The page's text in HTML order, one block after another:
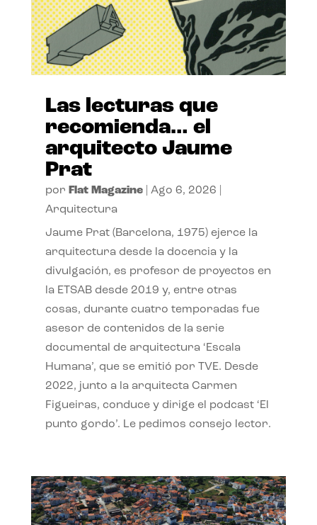
Las lecturas que
recomienda… el
arquitecto Jaume
Prat
por Flat Magazine| Ago 6, 2026
Arquitectura
Jaume Prat (Barcelona, 1975) ejerce la
arquitectura desde la docencia y la
divulgación, es profesor de proyectos en
la ETSAB desde 2019 y, entre otras
cosas, durante cuatro temporadas fue
asesor de contenidos de la serie
documental de arquitectura ‘Escala
Humana’, que se emitió por TVE. Desde
2022, junto a la arquitecta Carmen
Figueiras, conduce y dirige el podcast ‘El
punto gordo’. Le pedimos consejo lector.